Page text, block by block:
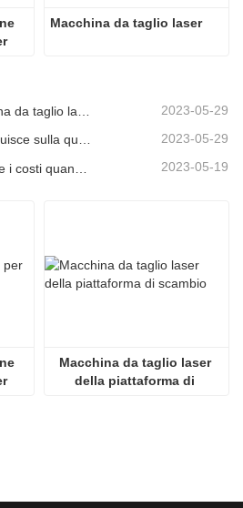
Germania AVENTICS 6KW e
Macchina da taglio laser
2023-05-29
In che modo l'ugello influisce sulla qualità del taglio laser? 2023-05-29
2023-05-19
Macchina da taglio laser
della piattaforma di